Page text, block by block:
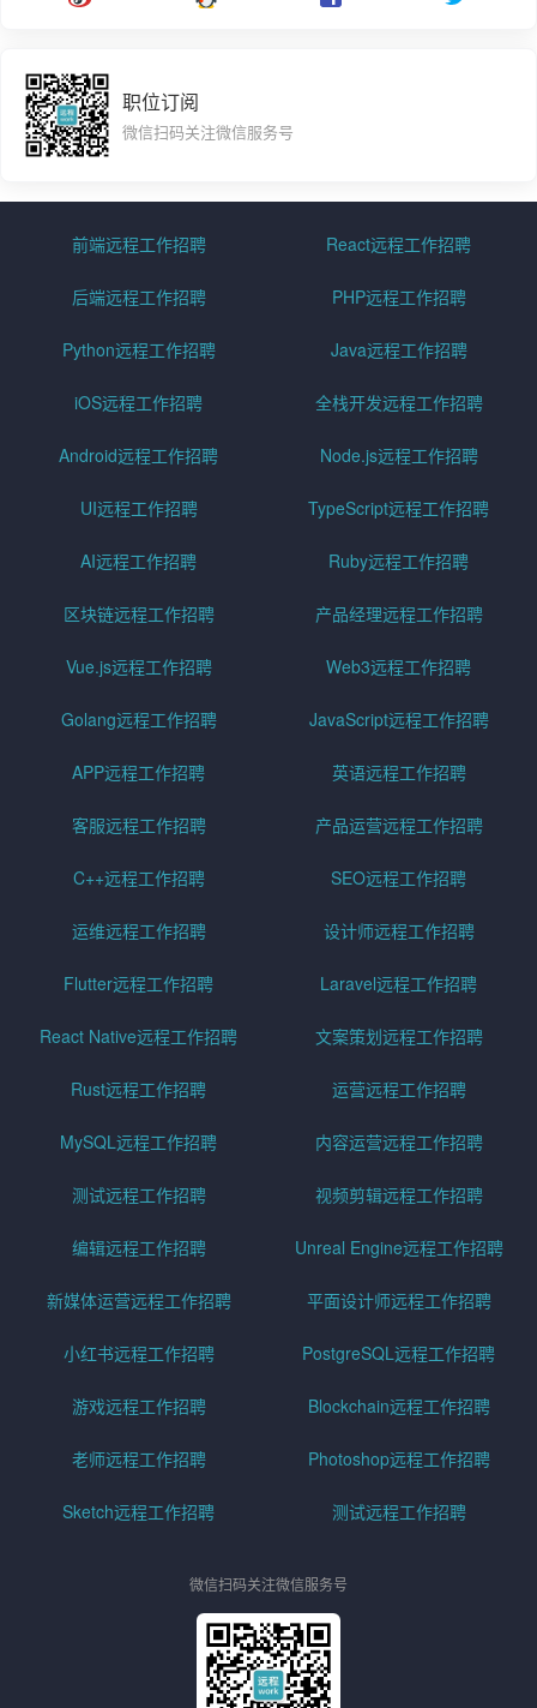
职位订阅
微信扫码关注微信服务号
前端远程工作招聘 React远程工作招聘
后端远程工作招聘 PHP远程工作招聘
Python远程工作招聘 Java远程工作招聘
iOS远程工作招聘 全栈开发远程工作招聘
Android远程工作招聘 Node.js远程工作招聘
UI远程工作招聘 TypeScript远程工作招聘
AI远程工作招聘 Ruby远程工作招聘
区块链远程工作招聘 产品经理远程工作招聘
Vue.js远程工作招聘 Web3远程工作招聘
Golang远程工作招聘 JavaScript远程工作招聘
APP远程工作招聘 英语远程工作招聘
客服远程工作招聘 产品运营远程工作招聘
C++远程工作招聘 SEO远程工作招聘
运维远程工作招聘 设计师远程工作招聘
Flutter远程工作招聘 Laravel远程工作招聘
React Native远程工作招聘 文案策划远程工作招聘
Rust远程工作招聘 运营远程工作招聘
MySQL远程工作招聘 内容运营远程工作招聘
测试远程工作招聘 视频剪辑远程工作招聘
编辑远程工作招聘 Unreal Engine远程工作招聘
新媒体运营远程工作招聘 平面设计师远程工作招聘
小红书远程工作招聘 PostgreSQL远程工作招聘
游戏远程工作招聘 Blockchain远程工作招聘
老师远程工作招聘 Photoshop远程工作招聘
Sketch远程工作招聘 测试远程工作招聘
微信扫码关注微信服务号